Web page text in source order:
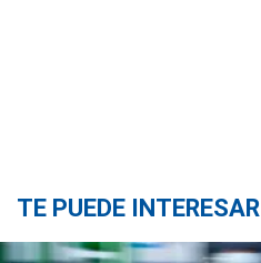
TE PUEDE INTERESAR